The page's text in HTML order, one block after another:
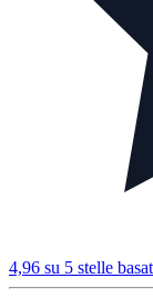
4,96 su 5 stelle